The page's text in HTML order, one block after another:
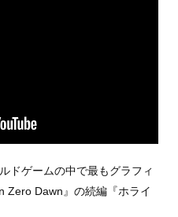
ドゲームの中で最もグラフィ
Zero Dawn』の続編『ホライ